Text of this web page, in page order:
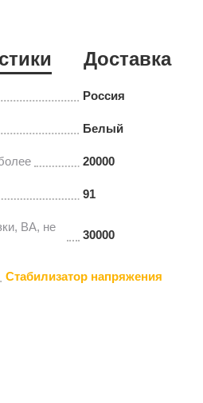
Доставка
Россия
Белый
20000
91
ВА, не
30000
Стабилизатор напряжения